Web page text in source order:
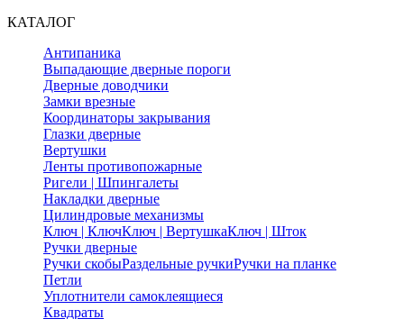
КАТАЛОГ
Антипаника
Выпадающие дверные пороги
Дверные доводчики
Замки врезные
Координаторы закрывания
Глазки дверные
Вертушки
Ленты противопожарные
Ригели | Шпингалеты
Накладки дверные
Цилиндровые механизмы
Ключ | КлючКлюч | ВертушкаКлюч | Шток
Ручки дверные
Ручки скобыРаздельные ручкиРучки на планке
Петли
Уплотнители самоклеящиеся
Квадраты